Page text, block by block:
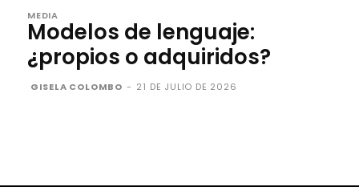
MEDIA
Modelos de lenguaje:
¿propios o adquiridos?
GISELA COLOMBO - 21 DE JULIO DE 2026